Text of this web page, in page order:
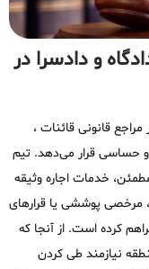
و دادسرا در
قانونی قائنات ،
و حساسی قرار می‌دهد. تیم
خدمات اجاره وثیقه
مرخصی پوششی یا قرارهای
کرده است. از آنجا که
نیازمند طی کردن